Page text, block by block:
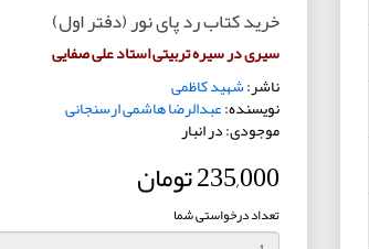
خرید کتاب رد پای نور (دفتر اول)
سیری در سیره تربیتی استاد علی صفایی
ناشر:شهید کاظمی
نویسنده:عبدالرضا هاشمی ارسنجانی
موجودی: در انبار
235,000 تومان
تعداد درخواستی شما